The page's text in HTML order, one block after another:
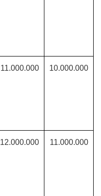
11.000.000 10.000.000
12.000.000 11.000.000